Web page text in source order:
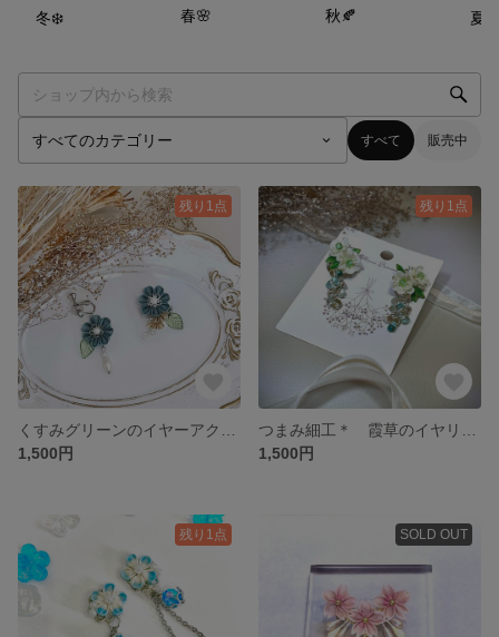
冬❄️ 春🌸 秋🍂 夏☀️
すべて 販売中
残り1点
1,500円
残り1点
1,500円
残り1点 SOLD OUT